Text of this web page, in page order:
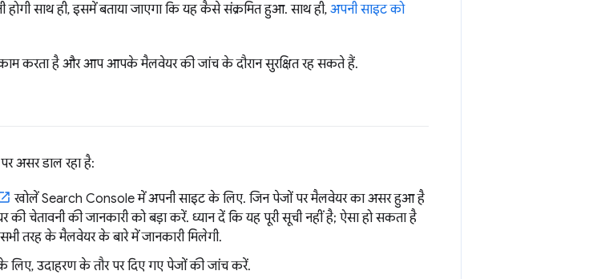
साथ ही, इसमें बताया जाएगा कि यह कैसे संक्रमित हुआ. साथ ही, अपनी साइट को
करता है और आप आपके मैलवेयर की जांच के दौरान सुरक्षित रह सकते हैं.
असर डाल रहा है:
खोलें Search Console में अपनी साइट के लिए. जिन पेजों पर मैलवेयर का असर हुआ है
चेतावनी की जानकारी को बड़ा करें. ध्यान दें कि यह पूरी सूची नहीं है; ऐसा हो सकता है
तरह के मैलवेयर के बारे में जानकारी मिलेगी.
उदाहरण के तौर पर दिए गए पेजों की जांच करें.